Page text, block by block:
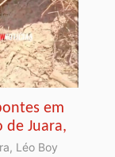
em
de Juara,
Léo Boy